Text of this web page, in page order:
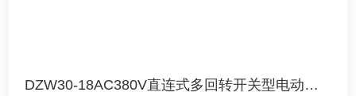
DZW30-18AC380V直连式多回转开关型电动执行器